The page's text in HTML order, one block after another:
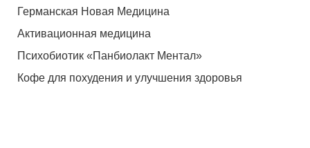
Германская Новая Медицина
Активационная медицина
Психобиотик «Панбиолакт Ментал»
Кофе для похудения и улучшения здоровья